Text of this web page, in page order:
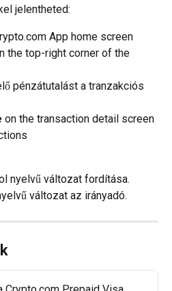
jelentheted:
App home screen
the top-right corner of the
pénzátutalást a tranzakciós
on the transaction detail screen
nyelvű változat fordítása.
változat az irányadó.